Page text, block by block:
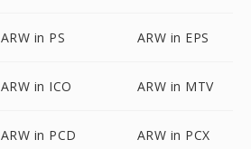
ARW in PS ARW in EPS
ARW in ICO ARW in MTV
ARW in PCD ARW in PCX